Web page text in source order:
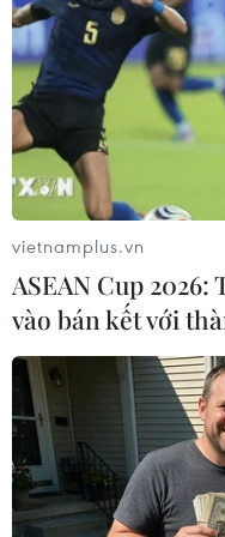
Theo dõi VietnamPlus
TIN LIÊN QUAN
vietnamplus.vn
ASEAN Cup
vào bán kết với